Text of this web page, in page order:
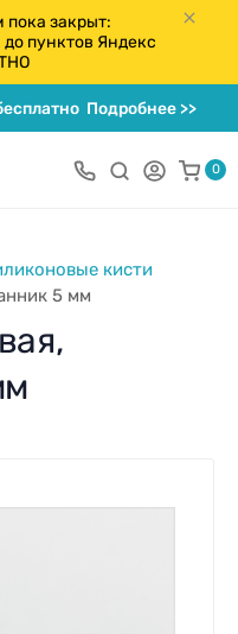
закрыт:
пунктов Яндекс
Подробнее >>
0
кисти
5 мм